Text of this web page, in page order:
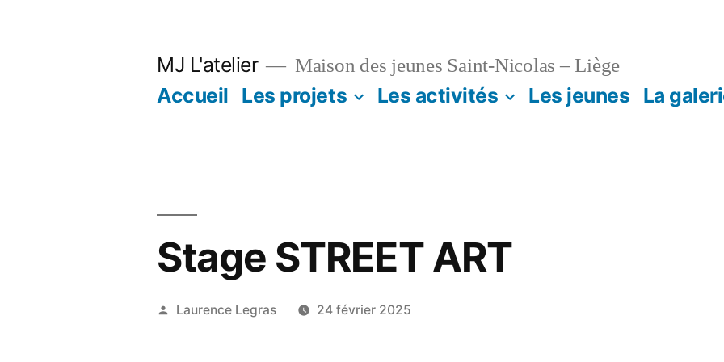
MJ L'atelier Maison des jeunes Saint-Nicolas – Liège
Accueil Les projets Les activités Les jeunes La
Stage STREET ART
Publié
Laurence Legras 24 février 2025